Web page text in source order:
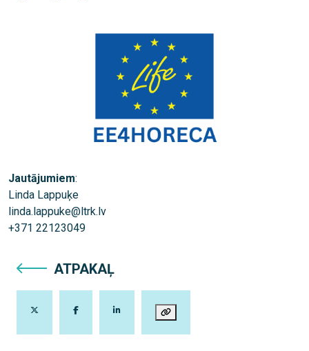
Jautājumiem:
Linda Lappuķe
linda.lappuke@ltrk.lv
+371 22123049
ATPAKAĻ